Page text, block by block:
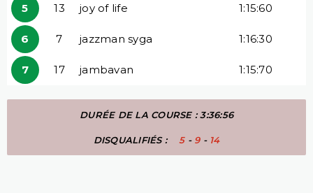
5 13 joy of life 1:15:60
6 7 jazzman syga 1:16:30
7 17 jambavan 1:15:70
DURÉE DE LA COURSE : 3:36:56
DISQUALIFIÉS : 5- 9- 14